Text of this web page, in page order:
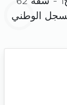
الوطني